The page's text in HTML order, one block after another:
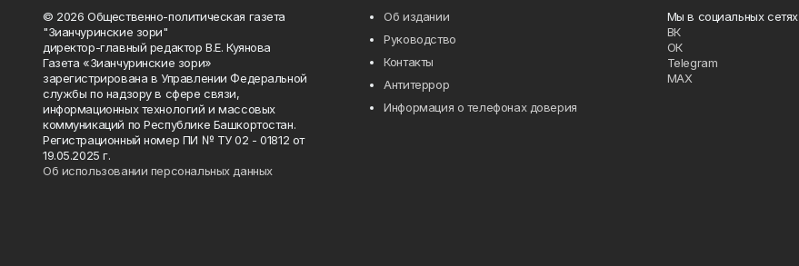
© 2026 Общественно-политическая газета
"Зианчуринские зори"
директор-главный редактор В.Е. Куянова
Газета «Зианчуринские зори»
зарегистрирована в Управлении Федеральной
службы по надзору в сфере связи,
информационных технологий и массовых
коммуникаций по Республике Башкортостан.
Регистрационный номер ПИ № ТУ 02 - 01812 от
19.05.2025 г.
Об использовании персональных данных
Об издании
Руководство
Контакты
Антитеррор
Информация о телефонах доверия
Мы в социальных сетях
ВК
ОК
Telegram
MAX